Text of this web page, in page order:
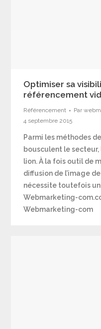
Optimiser sa
référencement
Référencement Par
4 septembre 2015
Parmi les méthodes
bousculent le
lion. À la fois outil de
diffusion de l’image
nécessite toutefois
Webmarketing-
Webmarketing-com